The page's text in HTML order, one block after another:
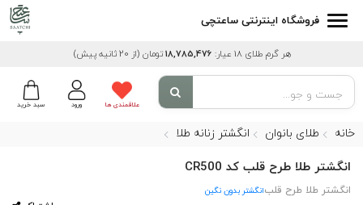
فروشگاه اینترنتی ساعتچی
هر گرم طلای 18 عیار: 18,785,476 تومان (از 20 ثانیه پیش)
سبد خرید ورود علاقمندی ها
خانه طلای بانوان انگشتر زنانه طلا
انگشتر طلا طرح قلب کد CR500
انگشتر طلا طرح قلبانگشتر بدون نگین